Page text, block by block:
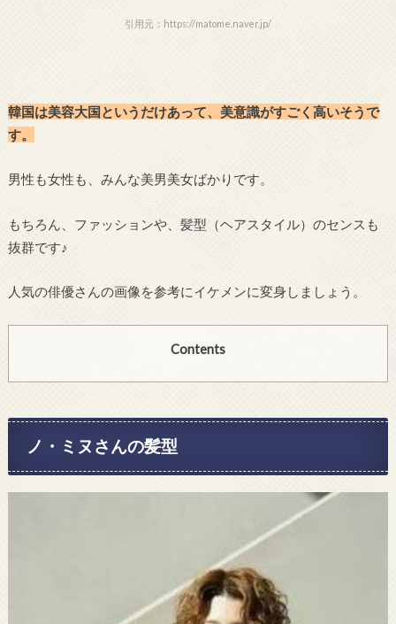
引用元：https://matome.naver.jp/
韓国は美容大国というだけあって、美意識がすごく高いそうで
す。
男性も女性も、みんな美男美女ばかりです。
もちろん、ファッションや、髪型（ヘアスタイル）のセンスも
抜群です♪
人気の俳優さんの画像を参考にイケメンに変身しましょう。
Contents
ノ・ミヌさんの髪型